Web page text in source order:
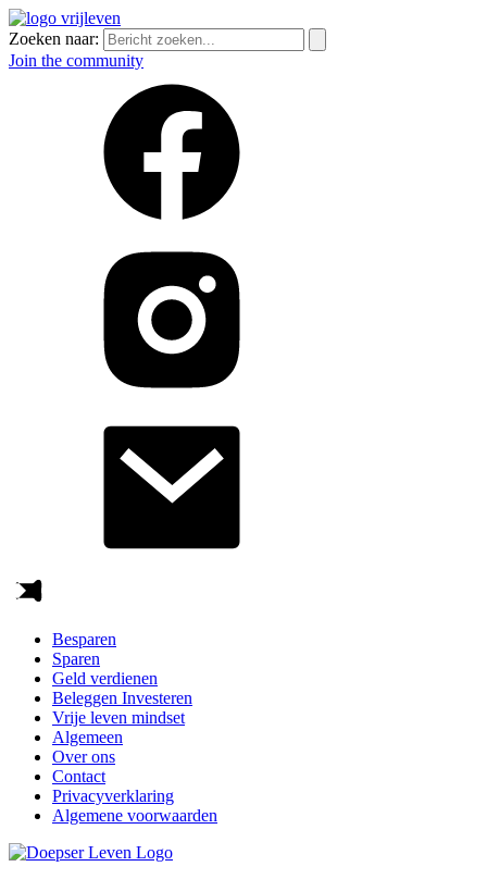
Zoeken naar:
Join the community
Besparen
Sparen
Geld verdienen
Beleggen Investeren
Vrije leven mindset
Algemeen
Over ons
Contact
Privacyverklaring
Algemene voorwaarden